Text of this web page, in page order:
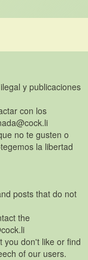
y publicaciones
con los
no te gusten o
la libertad
posts that do not
the
you don't like or find
of our users.